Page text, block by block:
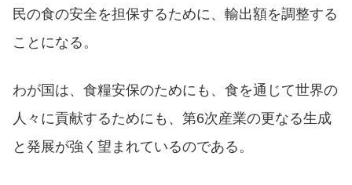
民の食の安全を担保するために、輸出額を調整する
ことになる。
わが国は、食糧安保のためにも、食を通じて世界の
人々に貢献するためにも、第6次産業の更なる生成
と発展が強く望まれているのである。